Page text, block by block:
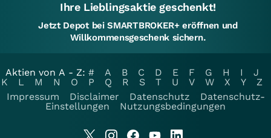
Ihre Lieblingsaktie geschenkt!
Jetzt Depot bei SMARTBROKER+ eröffnen und
Willkommensgeschenk sichern.
Aktien von A - Z: # A B C D E F G H I
J
K
L M N O P Q R S T U V W X Y
Z
Impressum
Disclaimer Datenschutz
Datenschutz-
Einstellungen
Nutzungsbedingungen